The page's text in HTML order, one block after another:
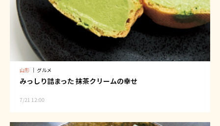
山形 ｜ グルメ
みっしり詰まった 抹茶クリームの幸せ
7/21 12:00